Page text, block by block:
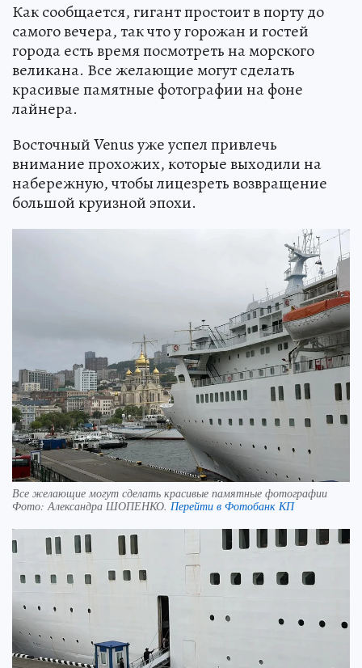
Как сообщается, гигант простоит в порту до
самого вечера, так что у горожан и гостей
города есть время посмотреть на морского
великана. Все желающие могут сделать
красивые памятные фотографии на фоне
лайнера.
Восточный Venus уже успел привлечь
внимание прохожих, которые выходили на
набережную, чтобы лицезреть возвращение
большой круизной эпохи.
Все желающие могут сделать красивые памятные фотографии
Фото: Александра ШОПЕНКО. Перейти в Фотобанк КП